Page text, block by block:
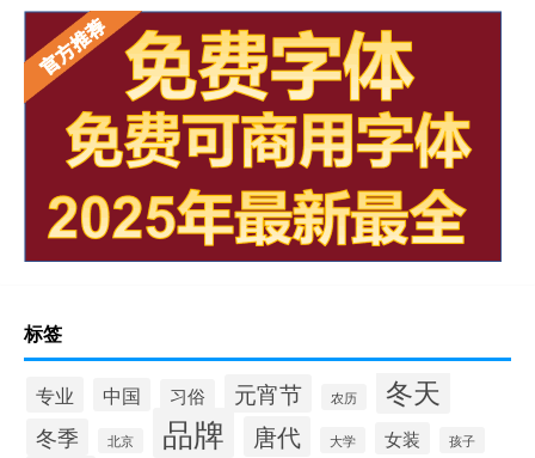
标签
专业 中国 习俗 元宵节 农历 冬天
冬季 北京 品牌 唐代 大学 女装 孩子